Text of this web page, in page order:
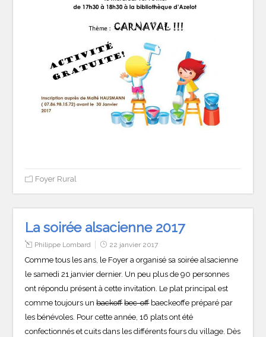
Foyer Rural
La soirée alsacienne 2017
Philippe Lombard 22 janvier 2017
Comme tous les ans, le Foyer a organisé sa soirée alsacienne
le samedi 21 janvier dernier. Un peu plus de 90 personnes
ont répondu présent à cette invitation. Le plat principal est
comme toujours unbackoff bec-offbaeckeoffe préparé par
les bénévoles. Pour cette année, 16 plats ont été
confectionnés et cuits dans les différents fours du village. Dès